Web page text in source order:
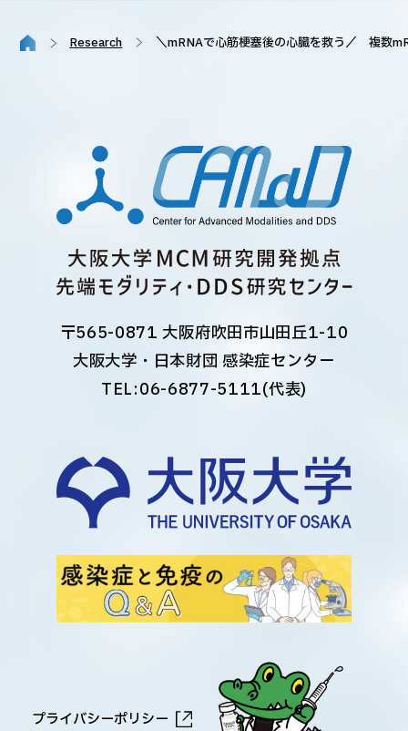
Research ＼mRNAで心筋梗塞後の心臓を救う／ 複数
〒565-0871 大阪府吹田市山田丘1-10
大阪大学・日本財団 感染症センター
TEL:06-6877-5111(代表)
プライバシーポリシー